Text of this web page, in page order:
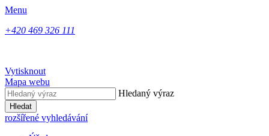
Menu
+420 469 326 111
Vytisknout
Mapa webu
Hledaný výraz
Hledat
rozšířené vyhledávání